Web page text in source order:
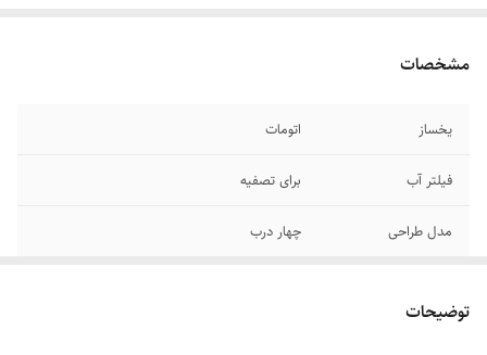
مشخصات
یخساز اتومات
فیلتر آب برای تصفیه
مدل طراحی چهار درب
توضیحات